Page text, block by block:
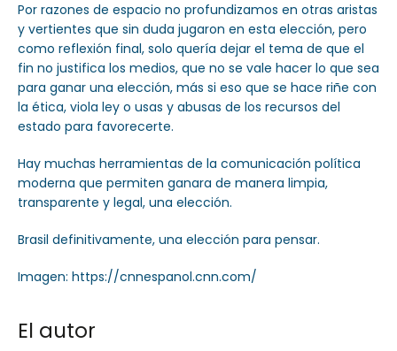
Por razones de espacio no profundizamos en otras aristas
y vertientes que sin duda jugaron en esta elección, pero
como reflexión final, solo quería dejar el tema de que el
fin no justifica los medios, que no se vale hacer lo que sea
para ganar una elección, más si eso que se hace riñe con
la ética, viola ley o usas y abusas de los recursos del
estado para favorecerte.
Hay muchas herramientas de la comunicación política
moderna que permiten ganara de manera limpia,
transparente y legal, una elección.
Brasil definitivamente, una elección para pensar.
Imagen: https://cnnespanol.cnn.com/
El autor